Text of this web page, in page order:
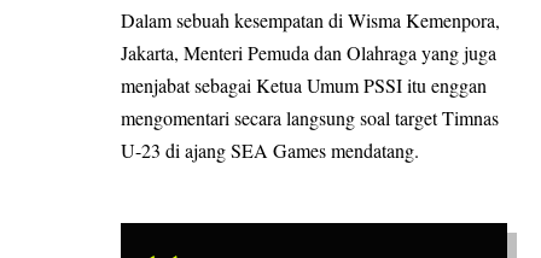
Dalam sebuah kesempatan di Wisma Kemenpora,
Jakarta, Menteri Pemuda dan Olahraga yang juga
menjabat sebagai Ketua Umum PSSI itu enggan
mengomentari secara langsung soal target Timnas
U-23 di ajang SEA Games mendatang.